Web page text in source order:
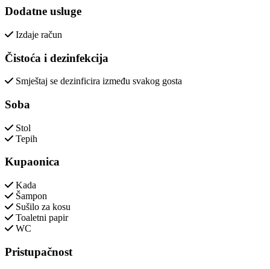
Dodatne usluge
Izdaje račun
Čistoća i dezinfekcija
Smještaj se dezinficira između svakog gosta
Soba
Stol
Tepih
Kupaonica
Kada
Šampon
Sušilo za kosu
Toaletni papir
WC
Pristupačnost